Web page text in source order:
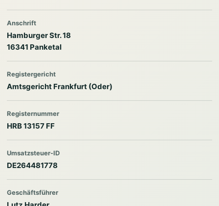
Anschrift
Hamburger Str. 18
16341 Panketal
Registergericht
Amtsgericht Frankfurt (Oder)
Registernummer
HRB 13157 FF
Umsatzsteuer-ID
DE264481778
Geschäftsführer